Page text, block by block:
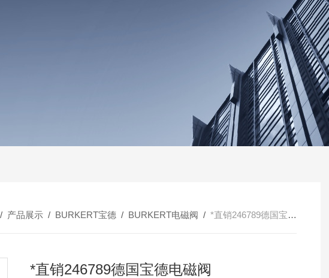
产品展示/ BURKERT宝德/ BURKERT电磁阀 / *直销246789德国宝德电磁阀
*直销246789德国宝德电磁阀